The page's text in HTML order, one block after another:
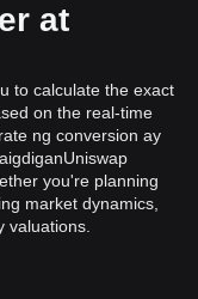
at
to calculate the exact
on the real-time
ng conversion ay
you're planning
market dynamics,
valuations.